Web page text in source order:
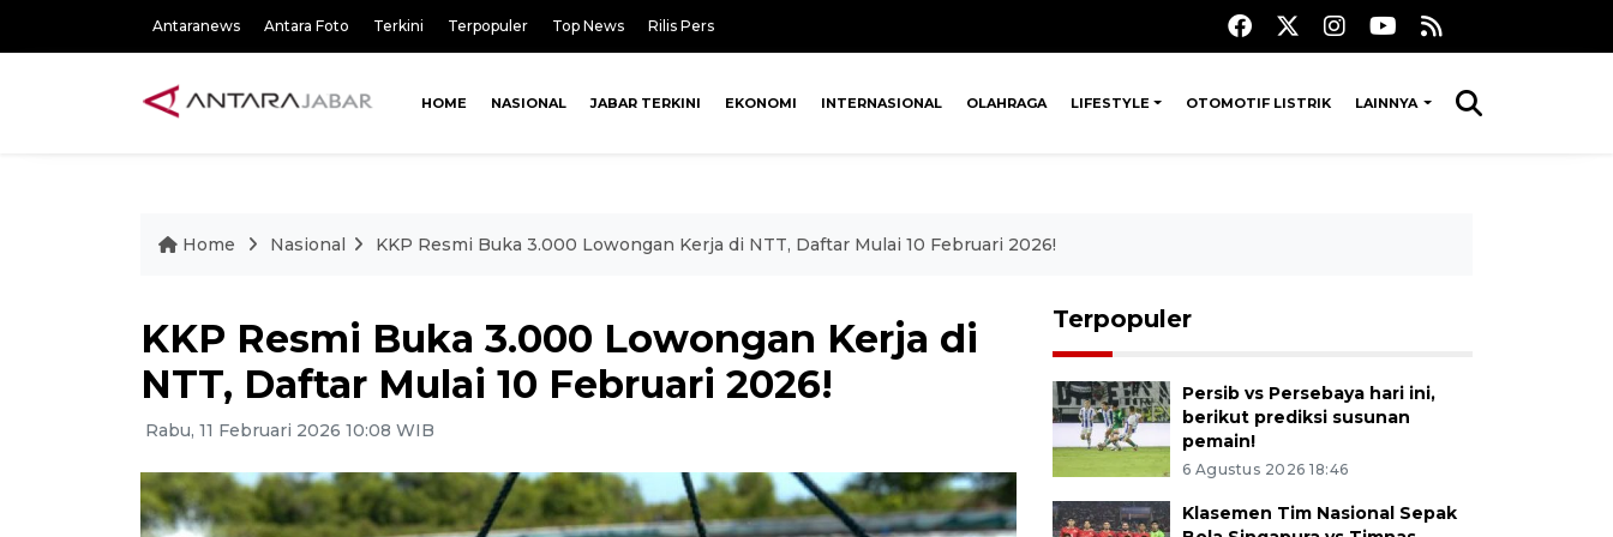
Antaranews Antara Foto Terkini Terpopuler Top News Rilis Pers
HOME NASIONAL JABAR TERKINI EKONOMI INTERNASIONAL OLAHRAGA LIFESTYLE OTOMOTIF LISTRIK LAINNYA
Home Nasional KKP Resmi Buka 3.000 Lowongan Kerja di NTT, Daftar Mulai 10 Februari 2026!
KKP Resmi Buka 3.000 Lowongan Kerja di
NTT, Daftar Mulai 10 Februari 2026!
Rabu, 11 Februari 2026 10:08 WIB
Terpopuler
Persib vs Persebaya hari ini,
berikut prediksi susunan
pemain!
6 Agustus 2026 18:46
Klasemen Tim Nasional Sepak